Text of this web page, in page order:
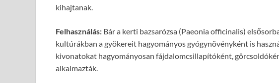
kihajtanak.
Felhasználás: Bár a kerti bazsarózsa (Paeonia officinalis)
kultúrákban a gyökereit hagyományos gyógynövényként is
kivonatokat hagyományosan fájdalomcsillapítóként,
alkalmazták.